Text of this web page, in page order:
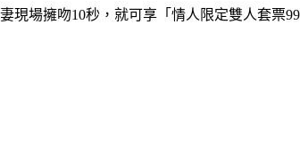
現場擁吻10秒，就可享「情人限定雙人套票